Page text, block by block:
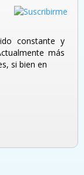
constante y
más
si bien en